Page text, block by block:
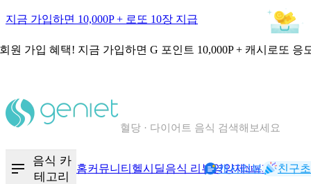
지금 가입하면 10,000P + 로또 10장 지급
원 가입 혜택! 지금 가입하면 G 포인트 10,000P + 캐시로또 응
음식 카
테고리
홈커뮤니티 헬시딜음식 리뷰영양제NEW기록
캐시리뷰 친구